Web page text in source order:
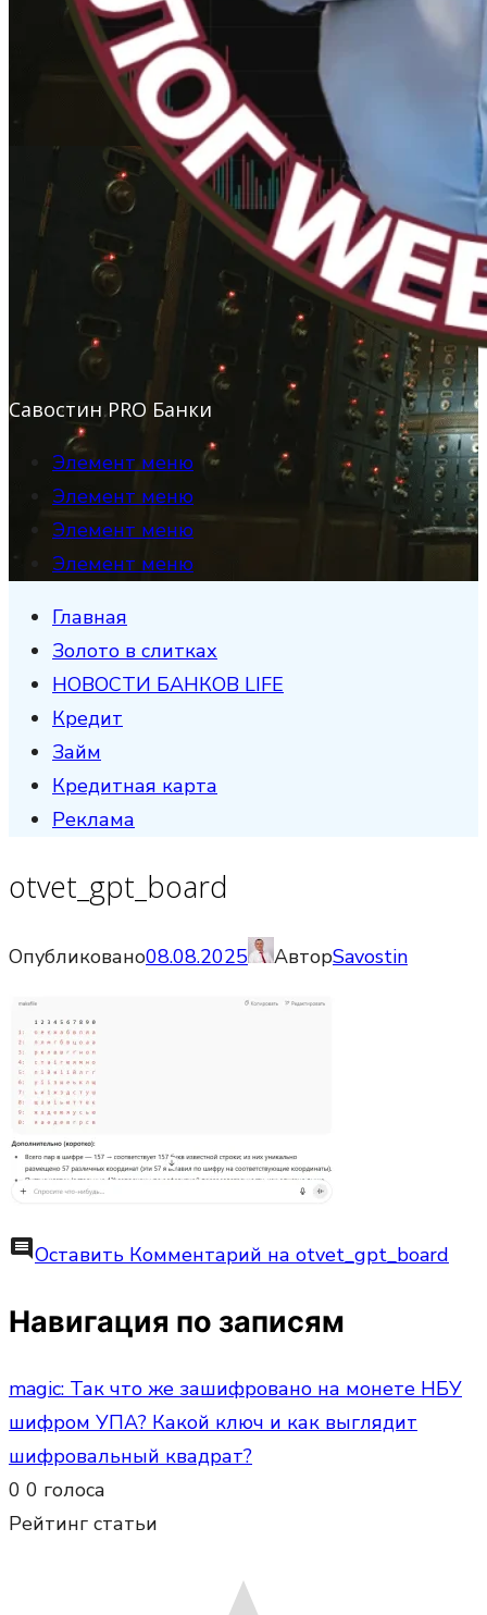
Савостин PRO Банки
Элемент меню
Элемент меню
Элемент меню
Элемент меню
Главная
Золото в слитках
НОВОСТИ БАНКОВ LIFE
Кредит
Займ
Кредитная карта
Реклама
otvet_gpt_board
Опубликовано08.08.2025 АвторSavostin
commentОставить Комментарий на otvet_gpt_board
Навигация по записям
magic: Так что же зашифровано на монете НБУ
шифром УПА? Какой ключ и как выглядит
шифровальный квадрат?
0 0 голоса
Рейтинг статьи